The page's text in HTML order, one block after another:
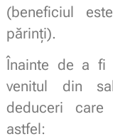
(beneficiul
părinți).
Înainte de a fi
venitul din
deduceri
astfel: